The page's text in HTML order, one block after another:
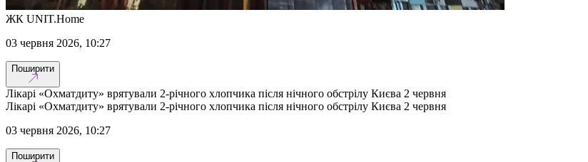
ЖК UNIT.Home
03 червня 2026, 10:27
Поширити
Лікарі «Охматдиту» врятували 2-річного хлопчика після нічного обстрілу Києва 2 червня
Лікарі «Охматдиту» врятували 2-річного хлопчика після нічного обстрілу Києва 2 червня
03 червня 2026, 10:27
Поширити